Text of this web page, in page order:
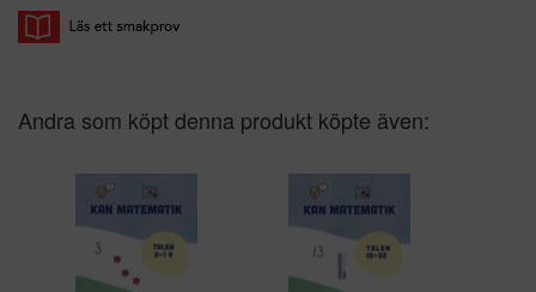
Andra som köpt denna produkt köpte även: